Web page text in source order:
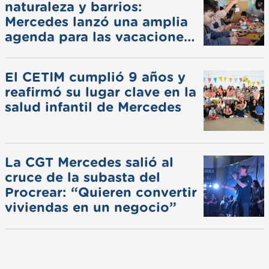
naturaleza y barrios:
Mercedes lanzó una amplia
agenda para las vacaciones
El CETIM cumplió 9 años y
reafirmó su lugar clave en la
salud infantil de Mercedes
La CGT Mercedes salió al
cruce de la subasta del
Procrear: “Quieren convertir
viviendas en un negocio”